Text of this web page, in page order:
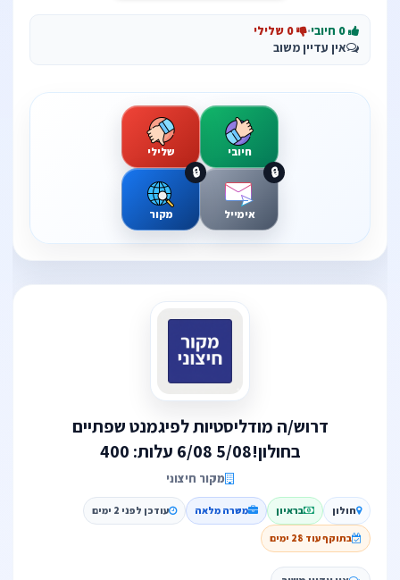
·
אין עדיין משוב
חיובי שלילי
אימייל
🔒
מקור
🔒
דרוש/ה מודליסטיות לפיגמנט שפתיים
בחולון!5/08 6/08 עלות: 400
מקור חיצוני
חולון בראיון משרה מלאה עודכן לפני 2 ימים
בתוקף עוד 28 ימים